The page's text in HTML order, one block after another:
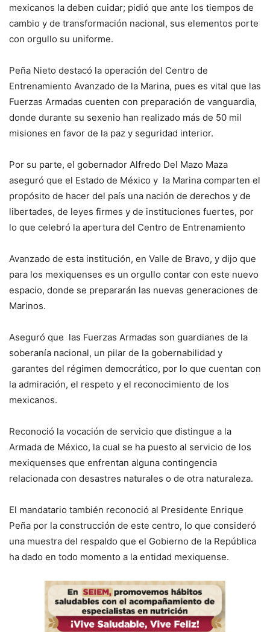
mexicanos la deben cuidar; pidió que ante los tiempos de
cambio y de transformación nacional, sus elementos porte
con orgullo su uniforme.
Peña Nieto destacó la operación del Centro de
Entrenamiento Avanzado de la Marina, pues es vital que las
Fuerzas Armadas cuenten con preparación de vanguardia,
donde durante su sexenio han realizado más de 50 mil
misiones en favor de la paz y seguridad interior.
Por su parte, el gobernador Alfredo Del Mazo Maza
aseguró que el Estado de México y la Marina comparten el
propósito de hacer del país una nación de derechos y de
libertades, de leyes firmes y de instituciones fuertes, por
lo que celebró la apertura del Centro de Entrenamiento
Avanzado de esta institución, en Valle de Bravo, y dijo que
para los mexiquenses es un orgullo contar con este nuevo
espacio, donde se prepararán las nuevas generaciones de
Marinos.
Aseguró que las Fuerzas Armadas son guardianes de la
soberanía nacional, un pilar de la gobernabilidad y
garantes del régimen democrático, por lo que cuentan con
la admiración, el respeto y el reconocimiento de los
mexicanos.
Reconoció la vocación de servicio que distingue a la
Armada de México, la cual se ha puesto al servicio de los
mexiquenses que enfrentan alguna contingencia
relacionada con desastres naturales o de otra naturaleza.
El mandatario también reconoció al Presidente Enrique
Peña por la construcción de este centro, lo que consideró
una muestra del respaldo que el Gobierno de la República
ha dado en todo momento a la entidad mexiquense.